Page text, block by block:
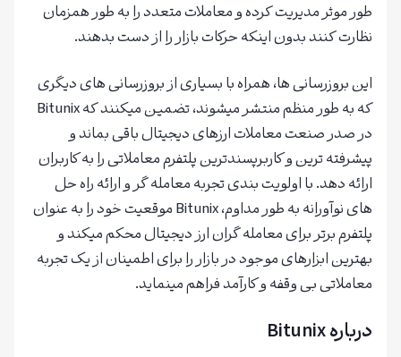
طور موثر مدیریت کرده و معاملات متعدد را به طور همزمان
نظارت کنند بدون اینکه حرکات بازار را از دست بدهند.
این بروزرسانی ها، همراه با بسیاری از بروزرسانی های دیگری
که به طور منظم منتشر میشوند، تضمین میکنند که Bitunix
در صدر صنعت معاملات ارزهای دیجیتال باقی بماند و
پیشرفته ترین و کاربرپسندترین پلتفرم معاملاتی را به کاربران
ارائه دهد. با اولویت بندی تجربه معامله گر و ارائه راه حل
های نوآورانه به طور مداوم، Bitunix موقعیت خود را به عنوان
پلتفرم برتر برای معامله گران ارز دیجیتال محکم میکند و
بهترین ابزارهای موجود در بازار را برای اطمینان از یک تجربه
معاملاتی بی وقفه و کارآمد فراهم مینماید.
دربارهBitunix